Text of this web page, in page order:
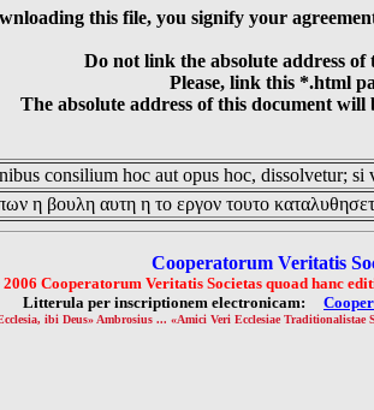
this file, you signify your
Do not link the absolute address of
Please, link this *.html
The absolute address of this document will
consilium hoc aut opus hoc, dissolvetur;
η βουλη αυτη η το εργον τουτο
Cooperatorum Veritatis
Cooperatorum Veritatis Societas quoad hanc
Litterula per inscriptionem electronicam:
ibi Deus» Ambrosius ... «Amici Veri Ecclesiae Traditionalistae